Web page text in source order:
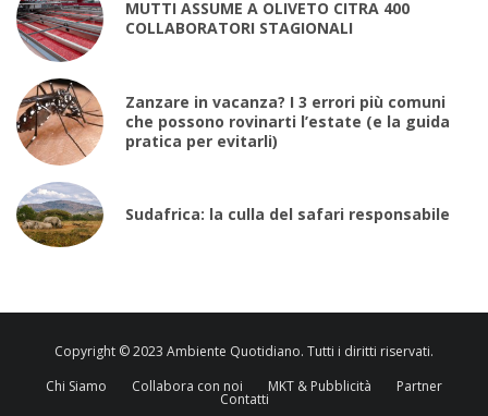
MUTTI ASSUME A OLIVETO CITRA 400
COLLABORATORI STAGIONALI
Zanzare in vacanza? I 3 errori più comuni
che possono rovinarti l’estate (e la guida
pratica per evitarli)
Sudafrica: la culla del safari responsabile
Copyright © 2023 Ambiente Quotidiano. Tutti i diritti riservati.
Chi Siamo
Collabora con noi MKT & Pubblicità Partner
Contatti